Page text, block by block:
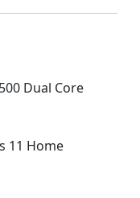
Dual Core
11 Home